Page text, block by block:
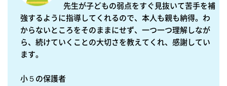
先生が子どもの弱点をすぐ見抜いて苦手を補
強するように指導してくれるので、本人も親も納得。わ
からないところをそのままにせず、一つ一つ理解しなが
ら、続けていくことの大切さを教えてくれ、感謝してい
ます。